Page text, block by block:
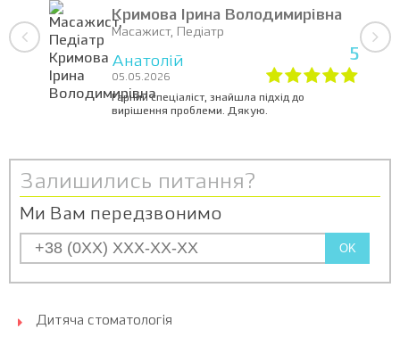
Кримова Ірина Володимирівна
Масажист, Педіатр
Анатолій
05.05.2026
5
Гарний спеціаліст, знайшла підхід до
вирішення проблеми. Дякую.
Залишились питання?
Ми Вам передзвонимо
OK
Дитяча стоматологія